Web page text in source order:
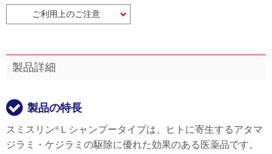
ご利用上のご注意
製品詳細
製品の特長
スミスリン®Ｌシャンプータイプは、ヒトに寄生するアタマ
ジラミ・ケジラミの駆除に優れた効果のある医薬品です。